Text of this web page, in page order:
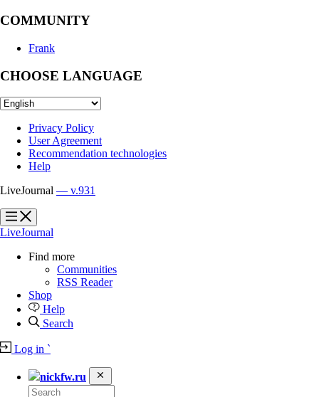
COMMUNITY
Frank
CHOOSE LANGUAGE
Privacy Policy
User Agreement
Recommendation technologies
Help
LiveJournal — v.931
?
?
LiveJournal
Find more
Communities
RSS Reader
Shop
Help
Search
Log in `
nickfw.ru